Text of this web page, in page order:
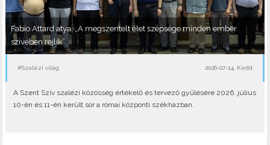
Fabio Attard atya: „A megszentelt élet szépsége minden ember
szívében rejlik”
#Szalézi világ 2026-07-14, Kedd
A Szent Szív szalézi közösség értékelő és tervező gyűlésére 2026. július
10-én és 11-én került sor a római központi székházban.